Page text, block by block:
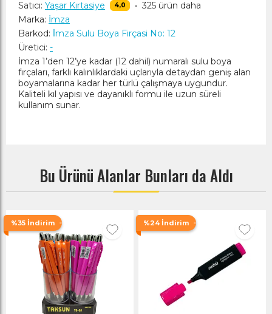
Satıcı: Yaşar Kırtasiye 4,0 • 325 ürün daha
Marka: İmza
Barkod: İ̇mza Sulu Boya Firçasi No: 12
Üretici: -
İmza 1’den 12’ye kadar (12 dahil) numaralı sulu boya
fırçaları, farklı kalınlıklardaki uçlarıyla detaydan geniş alan
boyamalarına kadar her türlü çalışmaya uygundur.
Kaliteli kıl yapısı ve dayanıklı formu ile uzun süreli
kullanım sunar.
Bu Ürünü Alanlar Bunları da Aldı
%35 İndirim %24 İndirim